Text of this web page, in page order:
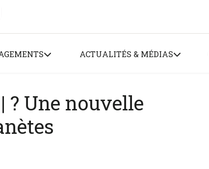
ACTUALITÉS & MÉDIAS
? Une nouvelle